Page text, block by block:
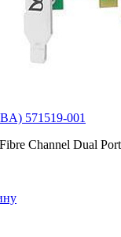
571519-001
Channel Dual